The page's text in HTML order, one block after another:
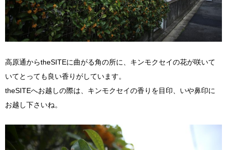
高原通からtheSITEに曲がる角の所に、キンモクセイの花が咲いて
いてとっても良い香りがしています。
theSITEへお越しの際は、キンモクセイの香りを目印、いや鼻印に
お越し下さいね。